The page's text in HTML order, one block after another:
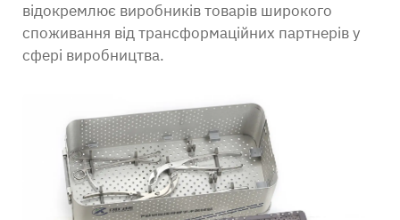
відокремлює виробників товарів широкого
споживання від трансформаційних партнерів у
сфері виробництва.